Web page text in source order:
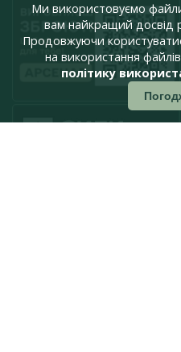
Ми використовуємо
вам найкращий досвід
Продовжуючи
на використання
політику